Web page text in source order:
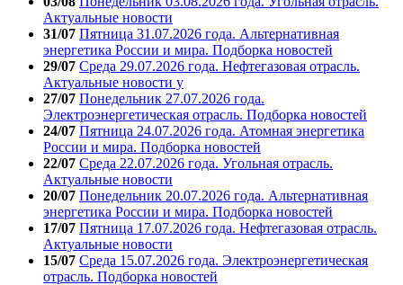
Актуальные новости
31/07 Пятница 31.07.2026 года. Альтернативная
энергетика России и мира. Подборка новостей
29/07 Среда 29.07.2026 года. Нефтегазовая отрасль.
Актуальные новости у
27/07 Понедельник 27.07.2026 года.
Электроэнергетическая отрасль. Подборка новостей
24/07 Пятница 24.07.2026 года. Атомная энергетика
России и мира. Подборка новостей
22/07 Среда 22.07.2026 года. Угольная отрасль.
Актуальные новости
20/07 Понедельник 20.07.2026 года. Альтернативная
энергетика России и мира. Подборка новостей
17/07 Пятница 17.07.2026 года. Нефтегазовая отрасль.
Актуальные новости
15/07 Среда 15.07.2026 года. Электроэнергетическая
отрасль. Подборка новостей